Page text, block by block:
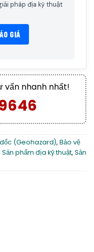
pháp địa kỹ thuật
GIÁ
vấn nhanh nhất!
(Geohazard), Bảo vệ
Sản phẩm địa kỹ thuật, Sản